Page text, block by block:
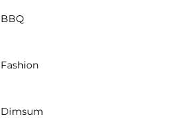
Trung tâm thương mại
Nguyễn Trãi, Q. Thanh
Thăng Long, Số 222, Trần
Giấy, Hà Nội
Vincom Megamall Ocean